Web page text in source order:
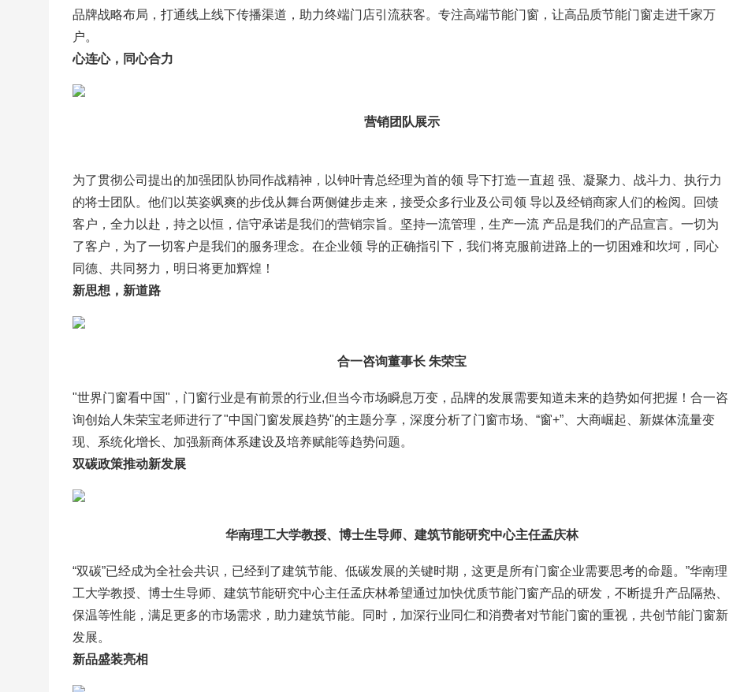
品牌战略布局，打通线上线下传播渠道，助力终端门店引流获客。专注高端节能门窗，让高品质节能门窗走进千家万
户。
心连心，同心合力
营销团队展示
为了贯彻公司提出的加强团队协同作战精神，以钟叶青总经理为首的领 导下打造一直超 强、凝聚力、战斗力、执行力
的将士团队。他们以英姿飒爽的步伐从舞台两侧健步走来，接受众多行业及公司领 导以及经销商家人们的检阅。回馈
客户，全力以赴，持之以恒，信守承诺是我们的营销宗旨。坚持一流管理，生产一流 产品是我们的产品宣言。一切为
了客户，为了一切客户是我们的服务理念。在企业领 导的正确指引下，我们将克服前进路上的一切困难和坎坷，同心
同德、共同努力，明日将更加辉煌！
新思想，新道路
合一咨询董事长 朱荣宝
"世界门窗看中国"，门窗行业是有前景的行业,但当今市场瞬息万变，品牌的发展需要知道未来的趋势如何把握！合一咨
询创始人朱荣宝老师进行了"中国门窗发展趋势"的主题分享，深度分析了门窗市场、“窗+”、大商崛起、新媒体流量变
现、系统化增长、加强新商体系建设及培养赋能等趋势问题。
双碳政策推动新发展
华南理工大学教授、博士生导师、建筑节能研究中心主任孟庆林
“双碳”已经成为全社会共识，已经到了建筑节能、低碳发展的关键时期，这更是所有门窗企业需要思考的命题。”华南理
工大学教授、博士生导师、建筑节能研究中心主任孟庆林希望通过加快优质节能门窗产品的研发，不断提升产品隔热、
保温等性能，满足更多的市场需求，助力建筑节能。同时，加深行业同仁和消费者对节能门窗的重视，共创节能门窗新
发展。
新品盛装亮相